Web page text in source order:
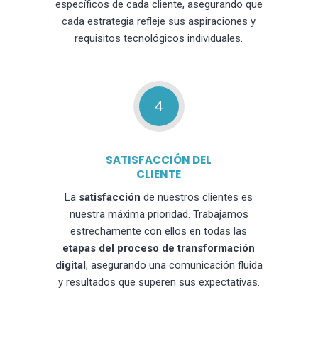
específicos de cada cliente, asegurando que
cada estrategia refleje sus aspiraciones y
requisitos tecnológicos individuales.
4
SATISFACCIÓN DEL
CLIENTE
La satisfacción de nuestros clientes es
nuestra máxima prioridad. Trabajamos
estrechamente con ellos en todas las
etapas del proceso de transformación
digital, asegurando una comunicación fluida
y resultados que superen sus expectativas.